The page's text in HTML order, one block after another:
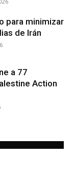
para minimizar
de Irán
a 77
Action